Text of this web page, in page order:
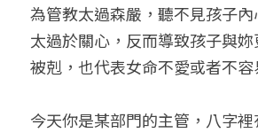
為管教太過森嚴，聽不見孩子
太過於關心，反而導致孩子與
被剋，也代表女命不愛或者不容
今天你是某部門的主管，八字